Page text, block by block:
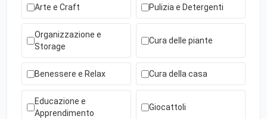
Arte e Craft Pulizia e Detergenti
Organizzazione e
Storage
Cura delle piante
Benessere e Relax Cura della casa
Educazione e
Apprendimento
Giocattoli